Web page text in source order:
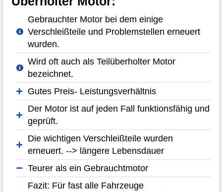
Gebrauchter Motor bei dem einige
Verschleißteile und Problemstellen erneuert
wurden.
Wird oft auch als Teilüberholter Motor
bezeichnet.
Gutes Preis- Leistungsverhältnis
Der Motor ist auf jeden Fall funktionsfähig und
geprüft.
Die wichtigen Verschleißteile wurden
erneuert. --> längere Lebensdauer
Teurer als ein Gebrauchtmotor
Fazit: Für fast alle Fahrzeuge